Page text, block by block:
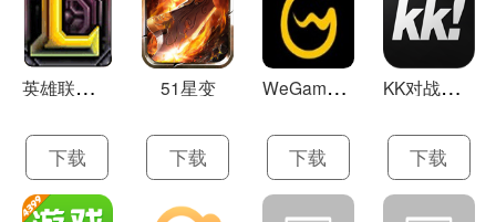
维护费用，维护费用是当你的人口达到一定规模时，就开
始产生这一费用，需要额外支出的费用。
昼夜系统
的，包括地图上很多的细节，也都存在细微差别。
最核心的建筑系统
冰封王座3当中的建筑种类繁多，分为主城大厅、祭坛、生
英
雄联盟LOL 13.21
下载
51星变
下载
W
eGame(腾讯游戏平台TGP) 5.10.19.1000
下载
K
K对战平台 1.0.1
下载